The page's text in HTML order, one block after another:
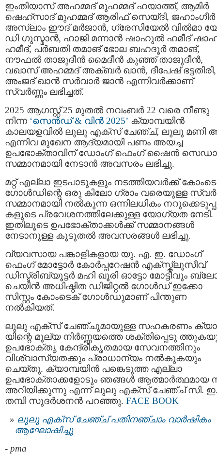
ഇംതിയാസ് അഹമ്മദ് മുഹമ്മദ് ഹയാത്ത്, ആമിർ
ഷെഹ്‌സാദ് മുഹമ്മദ് ആരിഫ് സെയ്ദി, ജഹാംഗീർ
അസ്ലാം ഈദ് മർജാൻ, ഗ്രേസിയേൽ വിൽമാ
ഡി ഗുസ്മാൻ, ഹാജി മന്നാൻ ഷാഹുൽ ഹമീദ്
ഹമീദ്, പർബതി തമാങ് ഭോല ബഹദൂർ തമാങ്,
നൗഫൽ താജുദീൻ മൈദീൻ കുഞ്ഞ് താജുദീൻ,
വഖാസ് അഹമ്മദ് അക്ബർ ഖാൻ, ദീപേഷ് ഭട്ടതിരി,
അംജദ് ഖാൻ സർവാർ ജാൻ എന്നിവർക്കാണ്
സ്വർണ്ണം ലഭിച്ചത്.
2025 ആഗസ്റ്റ് 25 മുതൽ നവംബർ 22 വരെ നീണ്ടു
നിന്ന ‘സെൻഡ് & വിൻ 2025’ ക്യാമ്പയിൻ
കാലയളവിൽ ലുലു എക്സ് ചേഞ്ച്, ലുലു മണി
എന്നിവ മുഖേന ആദ്യമായി പണം അയച്ച
ഉപഭോക്താവിന് ഡോംഗ് ഫെംഗ് ഷൈൻ
സമ്മാനമായി നേടാൻ അവസരം ലഭിച്ചു.
മറ്റ് എല്ലാ ഇടപാടുകളും നടത്തിയവർക്ക്
ഗോൾഡിന്റെ ഒരു കിലോ ഗ്രാം വരെയുള്ള
സമ്മാനമായി നൽകുന്ന ഒന്നിലധികം
കളുടെ പ്രവേശനത്തിലേക്കുള്ള യോഗ്യത നേടി.
ഇതിലൂടെ ഉപഭോക്താക്കൾക്ക് സമ്മാനങ്ങൾ
നേടാനുള്ള കൂടുതൽ അവസരങ്ങൾ ലഭിച്ചു.
വ്യവസായ പങ്കാളികളായ യു. എ. ഇ. ഡോംഗ്
ഫെംഗ് മോട്ടോർ കോർപ്പറേഷൻ എക്സ്ക്ലൂസീവ്
ഡിസ്ട്രിബ്യൂട്ടർ മഹി ഖൂരി ഓട്ടോ മോട്ടീവും
ചെയിൻ അധിഷ്ഠിത ഡിജിറ്റൽ ഗോൾഡ് ഇക്കോ
സിസ്റ്റം കോംടെക് ഗോൾഡുമാണ് പിന്തുണ
നൽകിയത്.
ലുലു എക്സ് ചേഞ്ചുമായുള്ള സഹകരണം
യിന്റെ മൂല്യ നിർണ്ണയത്തെ ശക്തിപ്പെടു
ഉപഭോക്തൃ കേന്ദ്രീകൃതമായ സേവനത്തിനും
വിശ്വാസ്യതക്കും പ്രാധാന്യം നൽകുകയും
ചെയ്തു. ക്യാമ്പയിൻ പങ്കെടുത്ത എല്ലാ
ഉപഭോക്താക്കളോടും ഞങ്ങൾ ആത്മാർത്ഥമായ
അറിയിക്കുന്നു എന്ന് ലുലു എക്സ് ചേഞ്ച് സി. ഇ.
തമ്പി സുദർശനൻ പറഞ്ഞു. FACE BOOK
ലുലു എക്സ് ചേഞ്ച് പതിനഞ്ചാം വാർഷികം
ആഘോഷിച്ചു
- pma